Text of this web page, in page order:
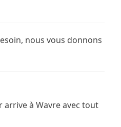
nous vous donnons
à Wavre avec tout